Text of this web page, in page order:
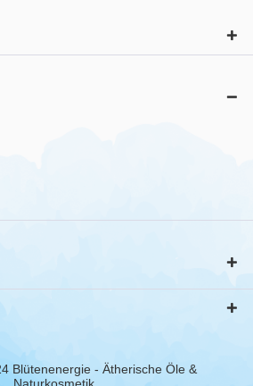
Blütenenergie - Ätherische Öle &